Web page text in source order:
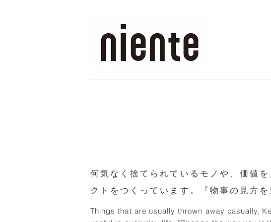
何気なく捨てられているモノや、価値
クトをつくっています。
『物事の見方
Things that are usually thrown away casually,